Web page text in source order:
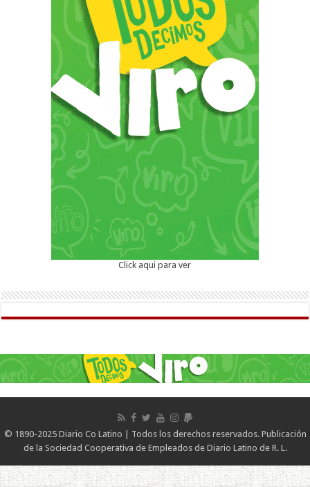
Click aqui para ver
© 1890-2025 Diario Co Latino | Todos los derechos reservados. Publicación
de la Sociedad Cooperativa de Empleados de Diario Latino de R. L.